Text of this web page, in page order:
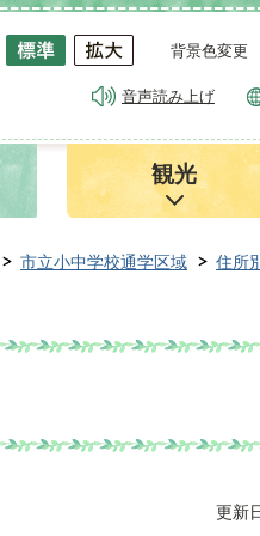
背景色変更
音声読み上げ
観光
市立小中学校通学区域 住所
更新